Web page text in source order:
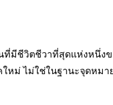
ที่มีชีวิตชีวาที่สุดแห่งหนึ่ง
ม่ ไม่ใช่ในฐานะจุดหมา